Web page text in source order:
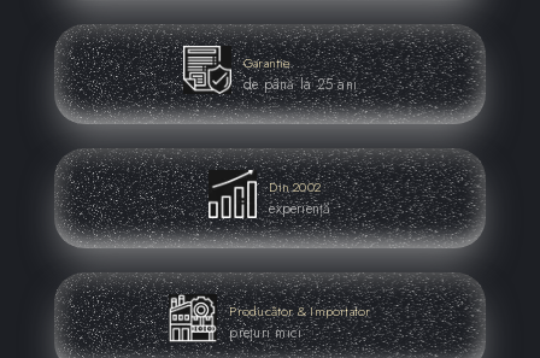
Garantie
de până la 25 ani
Din 2002
experiență
Producător & Importator
prețuri mici